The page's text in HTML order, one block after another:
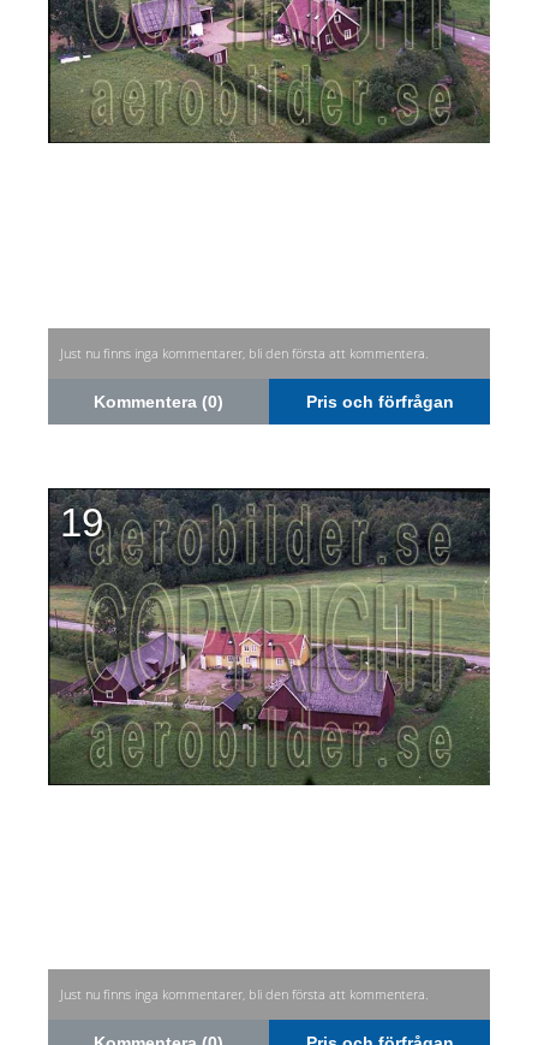
Just nu finns inga kommentarer, bli den första att kommentera.
Kommentera (0) Pris och förfrågan
19
Just nu finns inga kommentarer, bli den första att kommentera.